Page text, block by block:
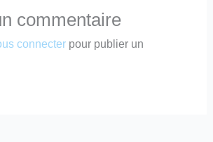
commentaire
connecterpour publier un